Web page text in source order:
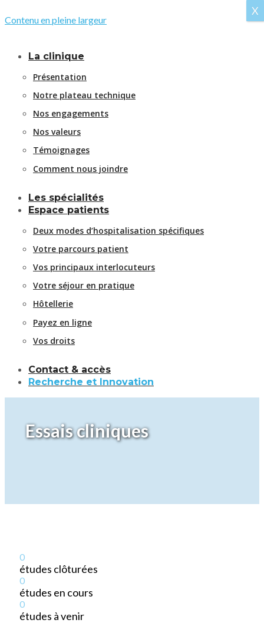
Contenu en pleine largeur
La clinique
Présentation
Notre plateau technique
Nos engagements
Nos valeurs
Témoignages
Comment nous joindre
Les spécialités
Espace patients
Deux modes d’hospitalisation spécifiques
Votre parcours patient
Vos principaux interlocuteurs
Votre séjour en pratique
Hôtellerie
Payez en ligne
Vos droits
Contact & accès
Recherche et Innovation
Essais cliniques
0
études clôturées
0
études en cours
0
études à venir
X